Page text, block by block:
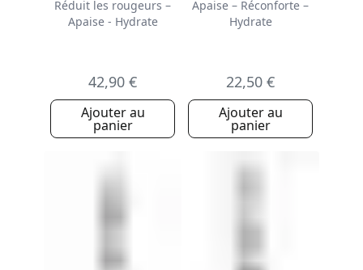
Réduit les rougeurs –
Apaise - Hydrate
42,90 €
Ajouter au
panier
Apaise – Réconforte –
Hydrate
22,50 €
Ajouter au
panier